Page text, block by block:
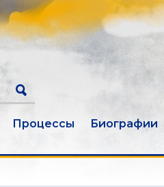
Процессы Биографии